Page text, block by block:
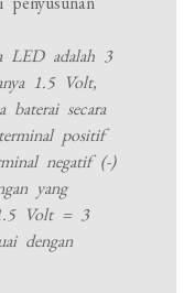
LED adalah 3
1.5 Volt,
baterai secara
positif
negatif (-)
yang
Volt = 3
dengan